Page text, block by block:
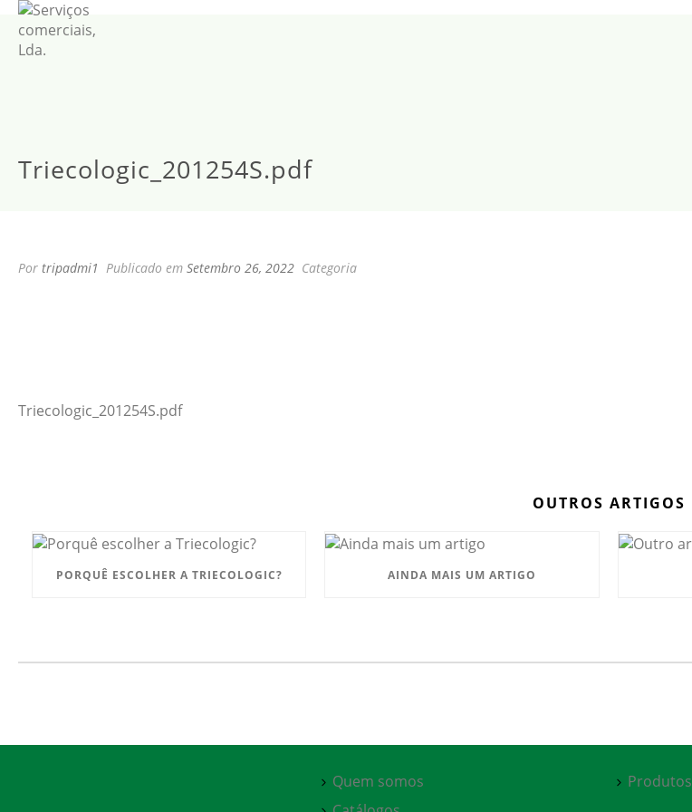
Triecologic_201254S.pdf
Por tripadmi1 Publicado em Setembro 26, 2022 Categoria
Triecologic_201254S.pdf
OUTROS ARTIGOS
PORQUÊ ESCOLHER A TRIECOLOGIC? AINDA MAIS UM ARTIGO
Quem somos
Produtos